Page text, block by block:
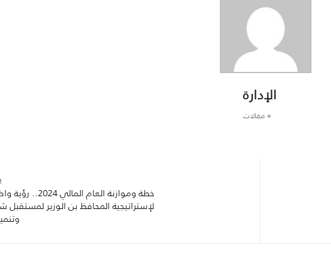
الإدارة
+ مقالات
خطة وموازنة العام المالي
لإستراتيجية المحافظ بن الوزير لمستقبل